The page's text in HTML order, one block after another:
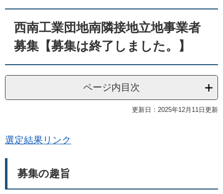
へ
西南工業団地南隣接地立地事業者
募集【募集は終了しました。】
ページ内目次
更新日：2025年12月11日更新
選定結果リンク
募集の趣旨